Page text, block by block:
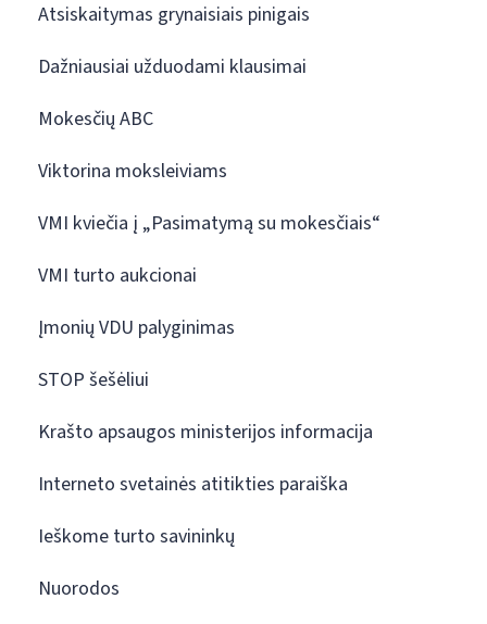
Atsiskaitymas grynaisiais pinigais
Dažniausiai užduodami klausimai
Mokesčių ABC
Viktorina moksleiviams
VMI kviečia į „Pasimatymą su mokesčiais“
VMI turto aukcionai
Įmonių VDU palyginimas
STOP šešėliui
Krašto apsaugos ministerijos informacija
Interneto svetainės atitikties paraiška
Ieškome turto savininkų
Nuorodos